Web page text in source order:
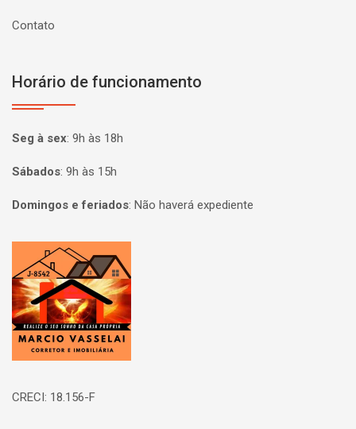
Contato
Horário de funcionamento
Seg à sex: 9h às 18h
Sábados: 9h às 15h
Domingos e feriados: Não haverá expediente
Página inicial
CRECI: 18.156-F